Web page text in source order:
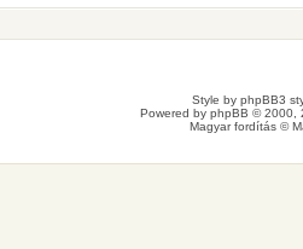
Style by phpBB3
Powered by phpBB © 2000,
Magyar fordítás ©